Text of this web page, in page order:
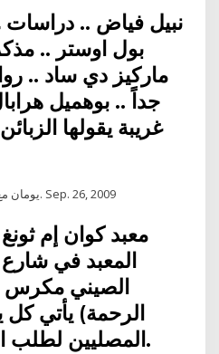
غريبة يقولها
يومان مع المجرم (اليوم الثاني) الحلقة فلر. Sep. 26, 2009
المعبد في شارع
الصيني مكرس
الرحمة) يأتي
المصليين لطلب الرحمة والنعمة منها.